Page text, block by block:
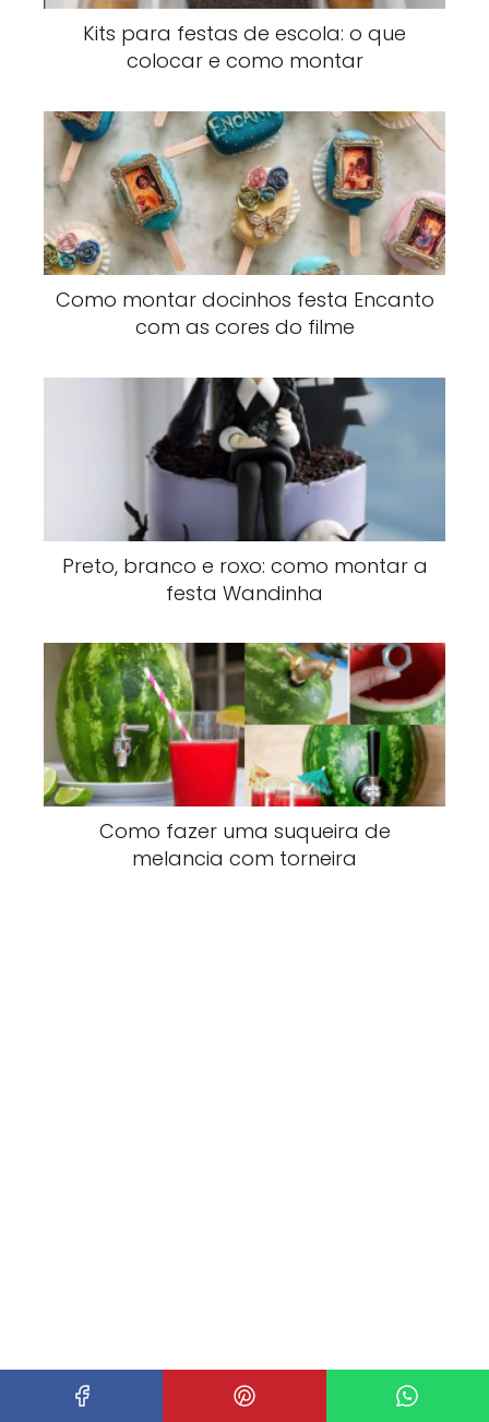
Kits para festas de escola: o que
colocar e como montar
Como montar docinhos festa Encanto
com as cores do filme
Preto, branco e roxo: como montar a
festa Wandinha
Como fazer uma suqueira de
melancia com torneira